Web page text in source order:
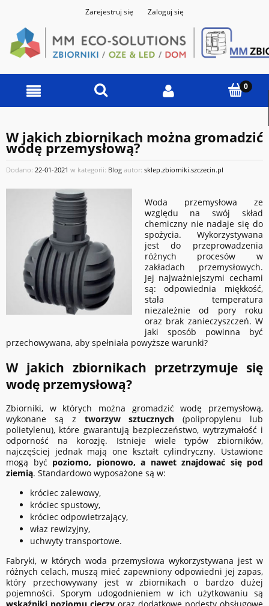
Zarejestruj się Zaloguj się
W jakich zbiornikach można gromadzić
wodę przemysłową?
Dodano: 22-01-2021 w kategorii: Blog autor: sklep.zbiorniki.szczecin.pl
Woda przemysłowa ze
względu na swój skład
chemiczny nie nadaje się do
spożycia. Wykorzystywana
jest do przeprowadzenia
różnych procesów w
zakładach przemysłowych.
Jej najważniejszymi cechami
są: odpowiednia miękkość,
stała temperatura
niezależnie od pory roku
oraz brak zanieczyszczeń. W
jaki sposób powinna być
przechowywana, aby spełniała powyższe warunki?
W jakich zbiornikach przetrzymuje się
wodę przemysłową?
Zbiorniki, w których można gromadzić wodę przemysłową,
wykonane są z tworzyw sztucznych(polipropylenu lub
polietylenu), które gwarantują bezpieczeństwo, wytrzymałość i
odporność na korozję. Istnieje wiele typów zbiorników,
najczęściej jednak mają one kształt cylindryczny. Ustawione
mogą być poziomo, pionowo, a nawet znajdować się pod
ziemią. Standardowo wyposażone są w:
króciec zalewowy,
króciec spustowy,
króciec odpowietrzający,
właz rewizyjny,
uchwyty transportowe.
Fabryki, w których woda przemysłowa wykorzystywana jest w
różnych celach, muszą mieć zapewniony odpowiedni jej zapas,
który przechowywany jest w zbiornikach o bardzo dużej
pojemności. Sporym udogodnieniem w ich użytkowaniu są